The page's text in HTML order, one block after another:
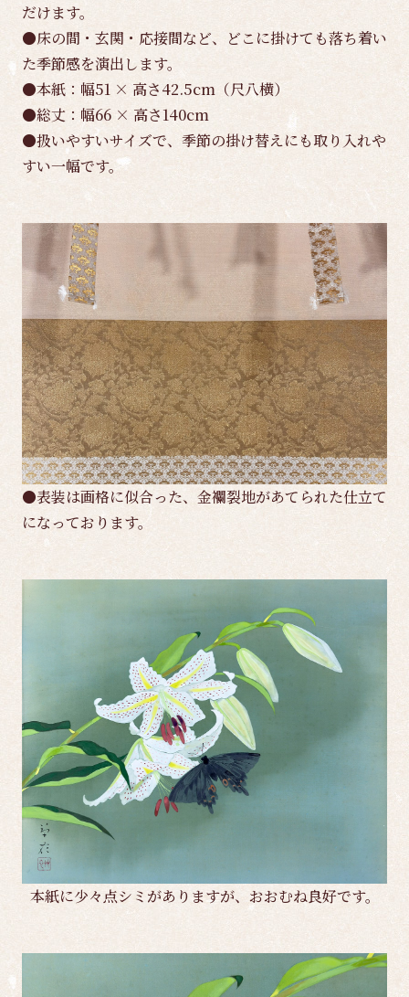
だけます。
●床の間・玄関・応接間など、どこに掛けても落ち着い
た季節感を演出します。
●本紙：幅51 × 高さ42.5cm（尺八横）
●総丈：幅66 × 高さ140cm
●扱いやすいサイズで、季節の掛け替えにも取り入れや
すい一幅です。
●表装は画格に似合った、金襴裂地があてられた仕立て
になっております。
本紙に少々点シミがありますが、おおむね良好です。